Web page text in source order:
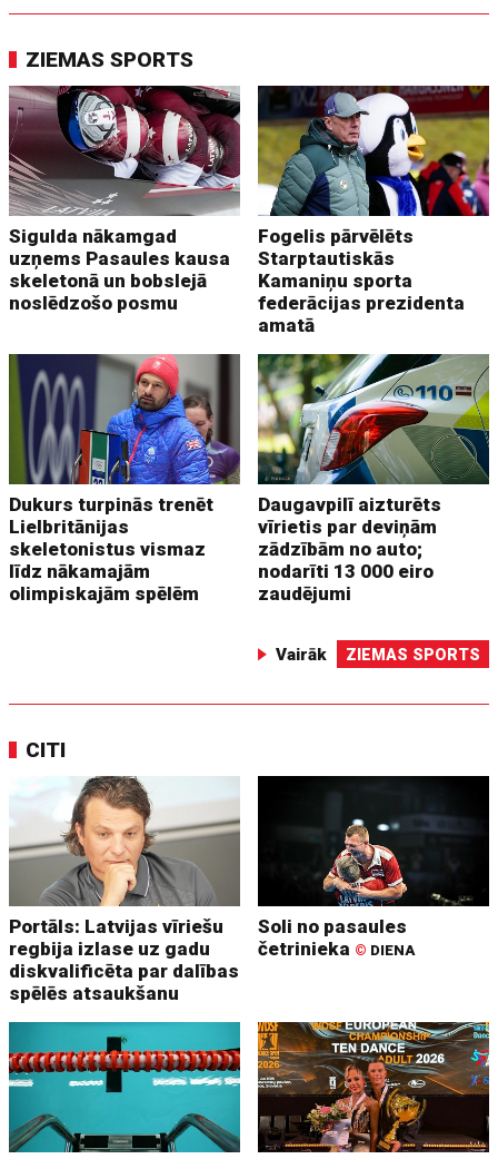
ZIEMAS SPORTS
Sigulda nākamgad
uzņems Pasaules kausa
skeletonā un bobslejā
noslēdzošo posmu
Fogelis pārvēlēts
Starptautiskās
Kamaniņu sporta
federācijas prezidenta
amatā
Dukurs turpinās trenēt
Lielbritānijas
skeletonistus vismaz
līdz nākamajām
olimpiskajām spēlēm
Daugavpilī aizturēts
vīrietis par deviņām
zādzībām no auto;
nodarīti 13 000 eiro
zaudējumi
Vairāk ZIEMAS SPORTS
CITI
Portāls: Latvijas vīriešu
regbija izlase uz gadu
diskvalificēta par dalības
spēlēs atsaukšanu
Soli no pasaules
četrinieka © DIENA